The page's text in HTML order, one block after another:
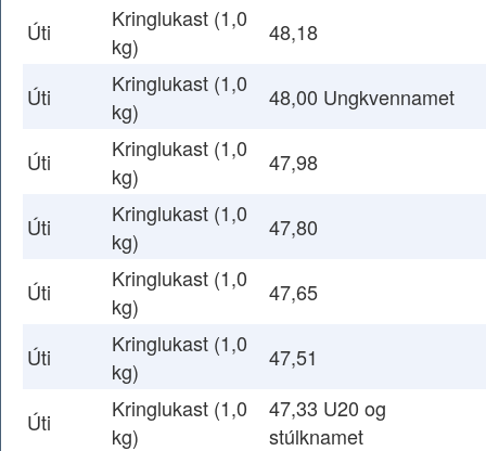
Úti
Kringlukast (1,0
kg)
48,18
Úti
Kringlukast (1,0
kg)
48,00 Ungkvennamet
Úti
Kringlukast (1,0
kg)
47,98
Úti
Kringlukast (1,0
kg)
47,80
Úti
Kringlukast (1,0
kg)
47,65
Úti
Kringlukast (1,0
kg)
47,51
Úti
Kringlukast (1,0
kg)
47,33 U20 og
stúlknamet